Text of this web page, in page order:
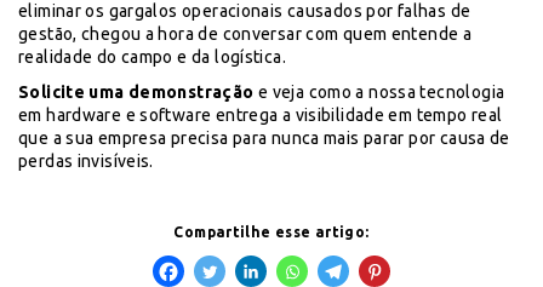
eliminar os gargalos operacionais causados por falhas de
gestão, chegou a hora de conversar com quem entende a
realidade do campo e da logística.
Solicite uma demonstração e veja como a nossa tecnologia
em hardware e software entrega a visibilidade em tempo real
que a sua empresa precisa para nunca mais parar por causa de
perdas invisíveis.
Compartilhe esse artigo: